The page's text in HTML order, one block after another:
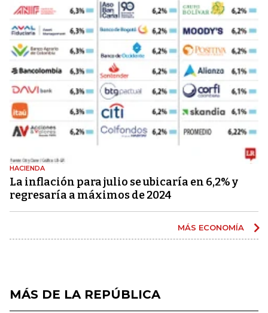
HACIENDA
La inflación para julio se ubicaría en 6,2% y
regresaría a máximos de 2024
MÁS ECONOMÍA
MÁS DE LA REPÚBLICA